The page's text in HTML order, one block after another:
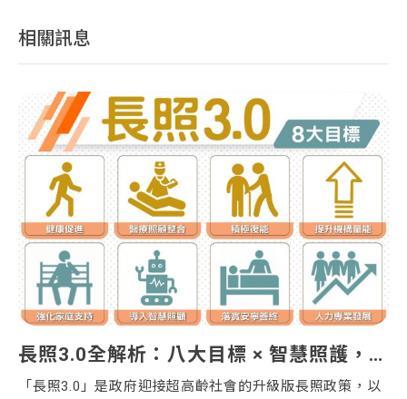
相關訊息
長照3.0全解析：八大目標 × 智慧照護，為台灣超高齡社會打造全方位長期照顧網
「長照3.0」是政府迎接超高齡社會的升級版長照政策，以